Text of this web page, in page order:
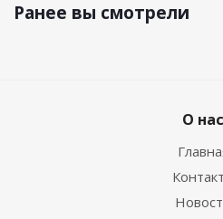
Ранее вы смотрели
О нас